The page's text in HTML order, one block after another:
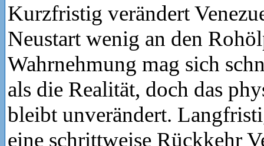
Kurzfristig verändert
Neustart wenig an den
Wahrnehmung mag sich
als die Realität, doch das
bleibt unverändert.
eine schrittweise Rückkehr